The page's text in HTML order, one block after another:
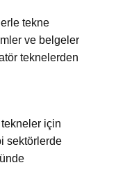
tekne
ve belgeler
teknelerden
için
sektörlerde